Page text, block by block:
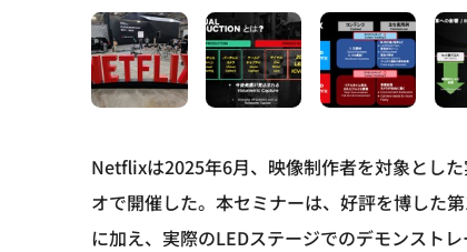
Netflixは2025年6月、映像制作者を対象とし
オで開催した。本セミナーは、好評を博した
に加え、実際のLEDステージでのデモンスト